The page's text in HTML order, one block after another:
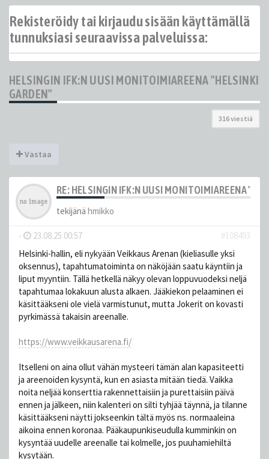
Rekisteröidy tai kirjaudu sisään käyttämällä
tunnuksiasi seuraavissa palveluissa:
HELSINGIN IFK:N UUSI MONITOIMIAREENA "HELSINKI
GARDEN"
316 viestiä
Vastaa
RE: HELSINGIN IFK:N UUSI MONITOIMIAREENA
tekijänä hmikko
- 23.08.25 00:57
#108493
Helsinki-hallin, eli nykyään Veikkaus Arenan (kieliasulle yksi
oksennus), tapahtumatoiminta on näköjään saatu käyntiin ja
liput myyntiin. Tällä hetkellä näkyy olevan loppuvuodeksi neljä
tapahtumaa lokakuun alusta alkaen. Jääkiekon pelaaminen ei
käsittääkseni ole vielä varmistunut, mutta Jokerit on kovasti
pyrkimässä takaisin areenalle.
https://www.veikkausarena.fi/
Itselleni on aina ollut vähän mysteeri tämän alan kapasiteetti
ja areenoiden kysyntä, kun en asiasta mitään tiedä. Vaikka
noita neljää konserttia rakennettaisiin ja purettaisiin päivä
ennen ja jälkeen, niin kalenteri on silti tyhjää täynnä, ja tilanne
käsittääkseni näytti jokseenkin tältä myös ns. normaaleina
aikoina ennen koronaa. Pääkaupunkiseudulla kumminkin on
kysyntää uudelle areenalle tai kolmelle, jos puuhamiehiltä
kysytään.